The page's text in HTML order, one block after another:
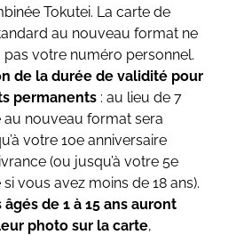
Tokutei. La carte de
au nouveau format ne
votre numéro personnel.
de la durée de validité pour
permanents : au lieu de 7
au nouveau format sera
votre 10e anniversaire
(ou jusqu’à votre 5e
vous avez moins de 18 ans).
de 1 à 15 ans auront
photo sur la carte,